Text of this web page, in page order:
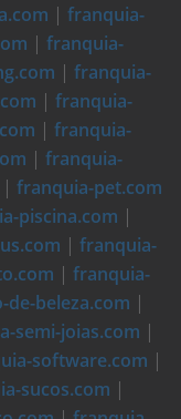
| franquia-
| franquia-
| franquia-
| franquia-
| franquia-
| franquia-
| franquia-pet.com
piscina.com |
| franquia-
| franquia-
beleza.com |
semi-joias.com |
software.com |
sucos.com |